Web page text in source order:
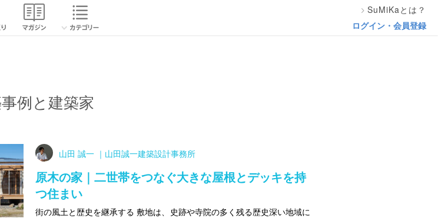
SuMiKaとは？
ログイン・会員登録
例と建築家
山田 誠一 ｜山田誠一建築設計事務所
原木の家｜二世帯をつなぐ大きな屋根とデッキを持
つ住まい
街の風土と歴史を継承する 敷地は、史跡や寺院の多く残る歴史深い地域に